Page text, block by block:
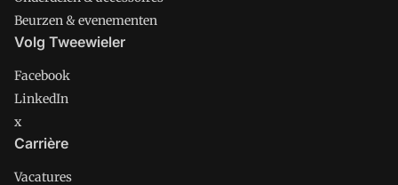
Beurzen & evenementen
Volg Tweewieler
Facebook
LinkedIn
x
Carrière
Vacatures